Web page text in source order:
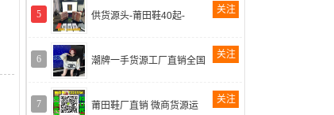
5 供货源头-莆田鞋40起-
关注
6 潮牌一手货源工厂直销全国
关注
7 莆田鞋厂直销 微商货源运
关注